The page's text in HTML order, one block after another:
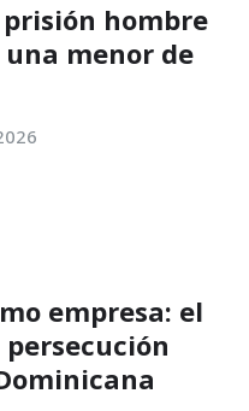
hombre
menor de
empresa: el